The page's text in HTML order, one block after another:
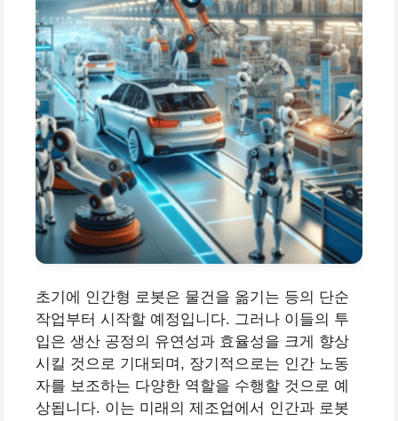
초기에 인간형 로봇은 물건을 옮기는 등의 단순
작업부터 시작할 예정입니다. 그러나 이들의 투
입은 생산 공정의 유연성과 효율성을 크게 향상
시킬 것으로 기대되며, 장기적으로는 인간 노동
자를 보조하는 다양한 역할을 수행할 것으로 예
상됩니다. 이는 미래의 제조업에서 인간과 로봇